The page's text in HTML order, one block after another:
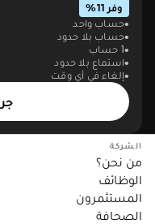
وفر 11%
حساب واحد
حساب بلا حدود
1 حساب
استماع بلا حدود
إلغاء في أي وقت
الشركة
من نحن؟
الوظائف
المستثمرون
الصحافة